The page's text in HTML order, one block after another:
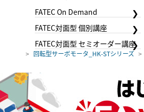
FATEC On Demand
FATEC対面型 個別講座
FATEC対面型 セミオーダー講座
回転型サーボモータ_HK-STシリーズ